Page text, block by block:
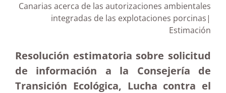
Canarias acerca de las autorizaciones ambientales
integradas de las explotaciones porcinas|
Estimación
Resolución estimatoria sobre solicitud
de información a la Consejería de
Transición Ecológica, Lucha contra el